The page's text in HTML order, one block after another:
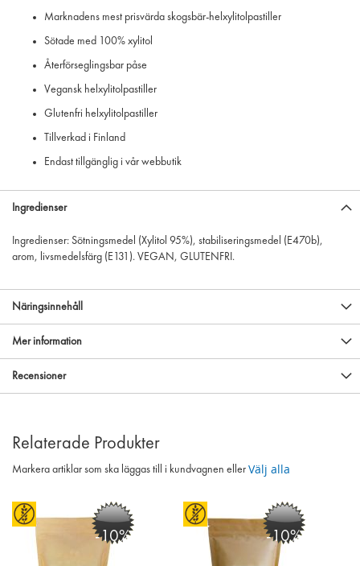
Marknadens mest prisvärda skogsbär-helxylitolpastiller
Sötade med 100% xylitol
Återförseglingsbar påse
Vegansk helxylitolpastiller
Glutenfri helxylitolpastiller
Tillverkad i Finland
Endast tillgänglig i vår webbutik
Ingredienser
Ingredienser: Sötningsmedel (Xylitol 95%), stabiliseringsmedel (E470b),
arom, livsmedelsfärg (E131). VEGAN, GLUTENFRI.
Näringsinnehåll
Mer information
Recensioner
Relaterade Produkter
Markera artiklar som ska läggas till i kundvagnen eller Välj alla
-10% -10%